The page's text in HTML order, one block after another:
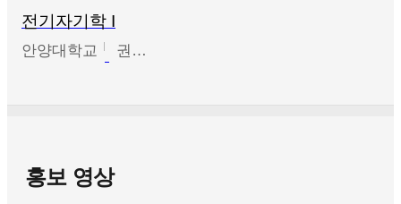
전기자기학 I
안양대학교 권원현
홍보 영상